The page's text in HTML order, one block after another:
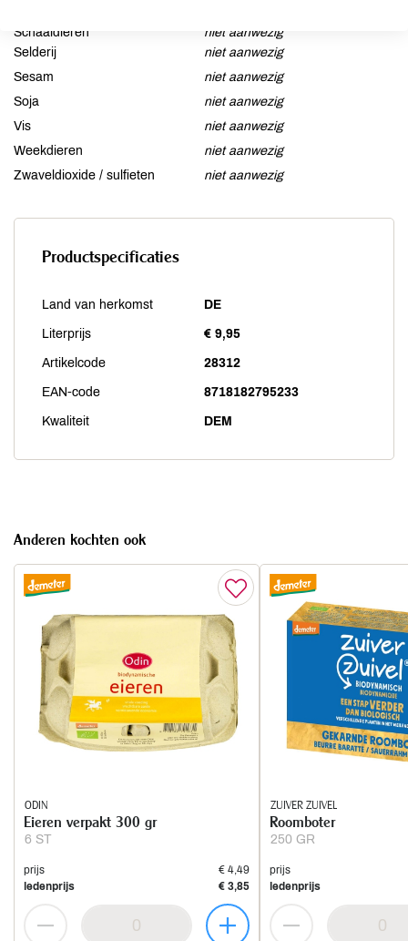
Schaaldieren
niet aanwezig
Selderij
niet aanwezig
Sesam
niet aanwezig
Soja
niet aanwezig
Vis
niet aanwezig
Weekdieren
niet aanwezig
Zwaveldioxide / sulfieten
niet aanwezig
Productspecificaties
Land van herkomst DE
Literprijs € 9,95
Artikelcode 28312
EAN-code 8718182795233
Kwaliteit DEM
Anderen kochten ook
ODIN
6 ST
Eieren verpakt 300 gr
prijs
€ 4,49
ledenprijs
€ 3,85
ZUIVER ZUIVEL
250 GR
Roomboter
prijs
ledenprijs